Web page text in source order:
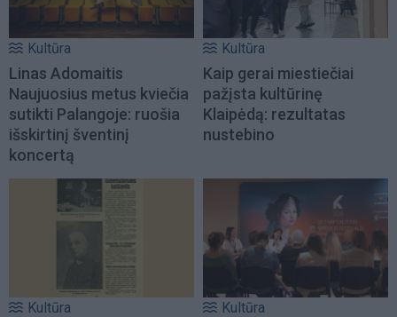
Kultūra
Linas Adomaitis
Naujuosius metus kviečia
sutikti Palangoje: ruošia
išskirtinį šventinį
koncertą
Kultūra
Kaip gerai miestiečiai
pažįsta kultūrinę
Klaipėdą: rezultatas
nustebino
Kultūra Kultūra